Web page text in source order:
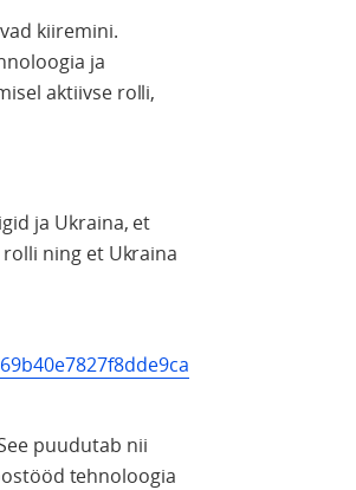
kiiremini.
ja
aktiivse rolli,
ja Ukraina, et
ning et Ukraina
puudutab nii
tehnoloogia